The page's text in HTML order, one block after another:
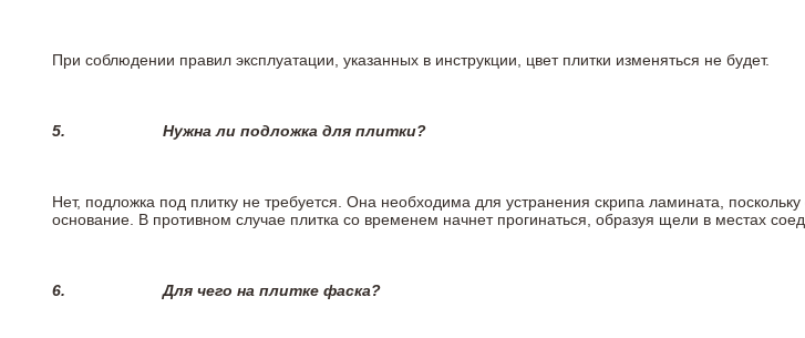
При соблюдении правил эксплуатации, указанных в инструкции, цвет плитки изменяться не будет.
5. Нужна ли подложка для плитки?
Нет, подложка под плитку не требуется. Она необходима для устранения скрипа ламината,
основание. В противном случае плитка со временем начнет прогинаться, образуя щели в местах
6.Для чего на плитке фаска?